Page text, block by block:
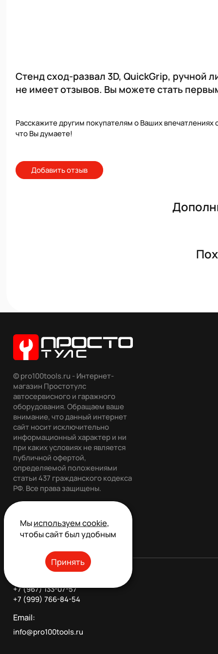
Стенд сход-развал 3D, QuickGrip, ручной
не имеет отзывов. Вы можете стать
Расскажите другим покупателям о Ваших
что Вы думаете!
Добавить отзыв
© pro100tools.ru - Интернет-
магазин Простотулс
автосервисного и гаражного
оборудования. Обращаем ваше
внимание, что данный интернет
сайт носит исключительно
информационный характер и ни
при каких условиях не является
публичной офертой,
определяемой положениями
статьи 437 гражданского кодекса
РФ. Все права защищены.
Обратный звонок
Телефон:
+7 (967) 133-07-57
+7 (999) 766-84-54
Email:
info@pro100tools.ru
Мыиспользуем cookie,
чтобы сайт был удобным
Принять